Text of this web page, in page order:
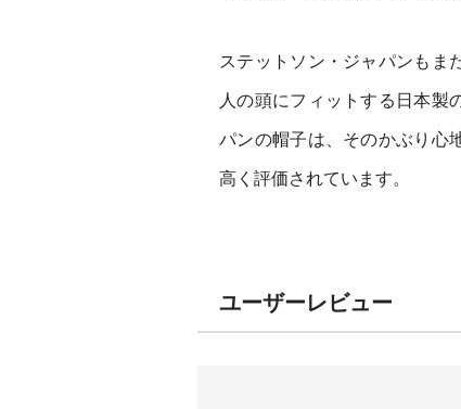
ステットソン・ジャパンもま
人の頭にフィットする日本製
パンの帽子は、そのかぶり心
高く評価されています。
ユーザーレビュー